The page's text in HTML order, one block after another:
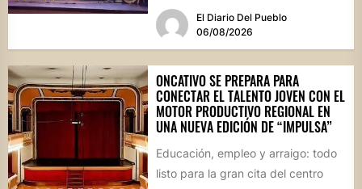
El Diario Del Pueblo
06/08/2026
ONCATIVO SE PREPARA PARA
CONECTAR EL TALENTO JOVEN CON EL
MOTOR PRODUCTIVO REGIONAL EN
UNA NUEVA EDICIÓN DE “IMPULSA”
Educación, empleo y arraigo: todo
listo para la gran cita del centro